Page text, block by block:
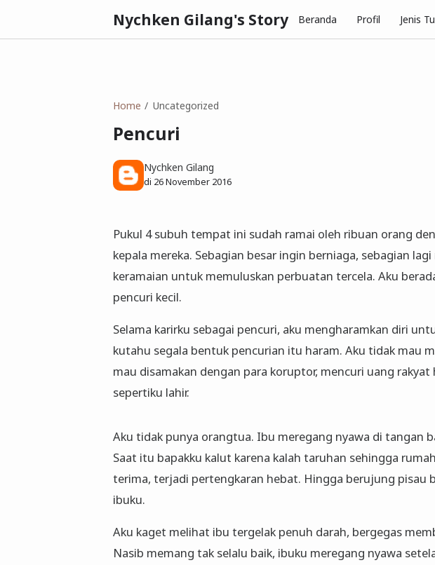
Nychken Gilang's Story Beranda Profil Jenis
Home Uncategorized
Pencuri
Nychken Gilang
di 26 November 2016
Pukul 4 subuh tempat ini sudah ramai oleh ribuan orang
kepala mereka. Sebagian besar ingin berniaga, sebagian
keramaian untuk memuluskan perbuatan tercela. Aku
pencuri kecil.
Selama karirku sebagai pencuri, aku mengharamkan diri
kutahu segala bentuk pencurian itu haram. Aku tidak mau
mau disamakan dengan para koruptor, mencuri uang
sepertiku lahir.
Aku tidak punya orangtua. Ibu meregang nyawa di tangan
Saat itu bapakku kalut karena kalah taruhan sehingga
terima, terjadi pertengkaran hebat. Hingga berujung pisau
ibuku.
Aku kaget melihat ibu tergelak penuh darah, bergegas
Nasib memang tak selalu baik, ibuku meregang nyawa